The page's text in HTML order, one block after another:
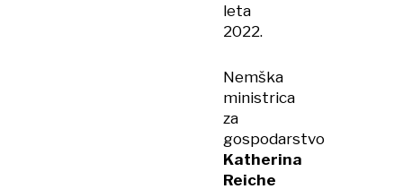
leta
2022.
Nemška
ministrica
za
gospodarstvo
Katherina
Reiche